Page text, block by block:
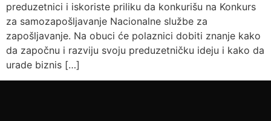
preduzetnici i iskoriste priliku da konkurišu na Konkurs
za samozapošljavanje Nacionalne službe za
zapošljavanje. Na obuci će polaznici dobiti znanje kako
da započnu i razviju svoju preduzetničku ideju i kako da
urade biznis […]